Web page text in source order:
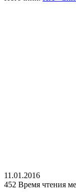
11.01.2016
452 Время чтения